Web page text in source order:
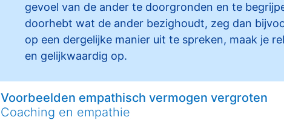
gevoel van de ander te doorgronden en te
doorhebt wat de ander bezighoudt, zeg dan
op een dergelijke manier uit te spreken, maak je
en gelijkwaardig op.
Voorbeelden empathisch vermogen vergroten
Coaching en empathie